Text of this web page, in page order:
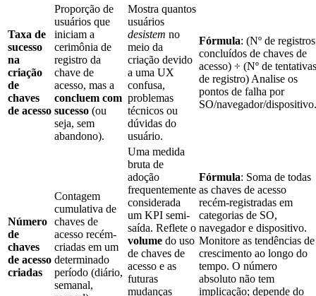
Taxa de
sucesso
na
criação
de
chaves
de acesso
Proporção de
usuários que
iniciam a
cerimônia de
registro da
chave de
acesso, mas a
concluem com
sucesso (ou
seja, sem
abandono).
Mostra quantos
usuários
desistem no
meio da
criação devido
a uma UX
confusa,
problemas
técnicos ou
dúvidas do
usuário.
Fórmula: (Nº de registros
concluídos de chaves de
acesso) ÷ (Nº de tentativas
de registro) Analise os
pontos de falha por
SO/navegador/dispositivo.
Número
de
chaves
de acesso
criadas
Contagem
cumulativa de
chaves de
acesso recém-
criadas em um
determinado
período (diário,
semanal,
Uma medida
bruta de
adoção
frequentemente
considerada
um KPI semi-
saída. Reflete o
volume do uso
de chaves de
acesso e as
futuras
mudanças
Fórmula: Soma de todas
as chaves de acesso
recém-registradas em
categorias de SO,
navegador e dispositivo.
Monitore as tendências de
crescimento ao longo do
tempo. O número
absoluto não tem
implicação; depende do